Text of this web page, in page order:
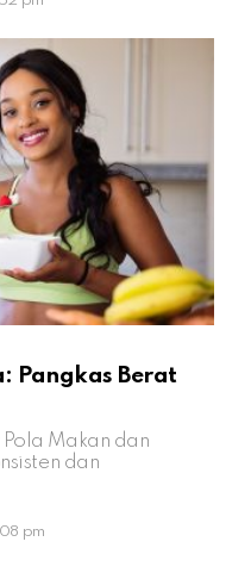
Pangkas Berat
Makan dan
dan
pm